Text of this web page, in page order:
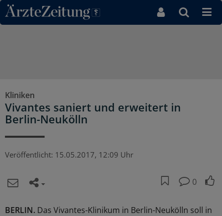
Direkt zum Inhaltsbereich
Kliniken
Vivantes saniert und erweitert in
Berlin-Neukölln
Veröffentlicht: 15.05.2017, 12:09 Uhr
0
BERLIN. Das Vivantes-Klinikum in Berlin-Neukölln soll in